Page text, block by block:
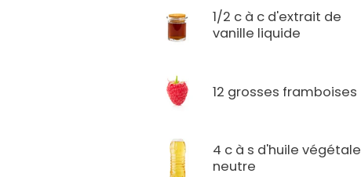
1/2 c à c d'extrait de
vanille liquide
12 grosses framboises
4 c à s d'huile végétale
neutre